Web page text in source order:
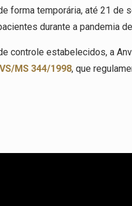
temporária, até 21 de
durante a pandemia
estabelecidos, a
MS 344/1998, que